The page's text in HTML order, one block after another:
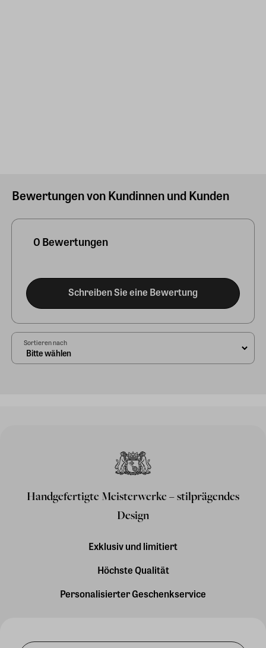
Bewertungen von Kundinnen und Kunden
0 Bewertungen
Schreiben Sie eine Bewertung
Sortieren nach
Handgefertigte Meisterwerke – stilprägendes
Design
Exklusiv und limitiert
Höchste Qualität
Personalisierter Geschenkservice